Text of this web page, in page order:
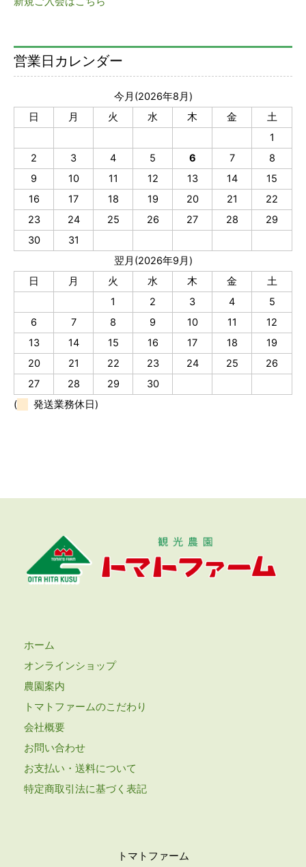
営業日カレンダー
今月(2026年8月)
日
月 火 水 木 金
土
1
2
3 4 5 6 7
8
9
10 11 12 13 14
15
16
17 18 19 20 21
22
23
24 25 26 27 28
29
30
31
翌月(2026年9月)
日
月 火 水 木 金
土
1
2 3 4
5
6
7 8 9 10 11
12
13
14 15 16 17 18
19
20
21 22 23 24 25
26
27
28 29
30
(
発送業務休日)
ホーム
オンラインショップ
農園案内
トマトファームのこだわり
会社概要
お問い合わせ
お支払い・送料について
特定商取引法に基づく表記
トマトファーム